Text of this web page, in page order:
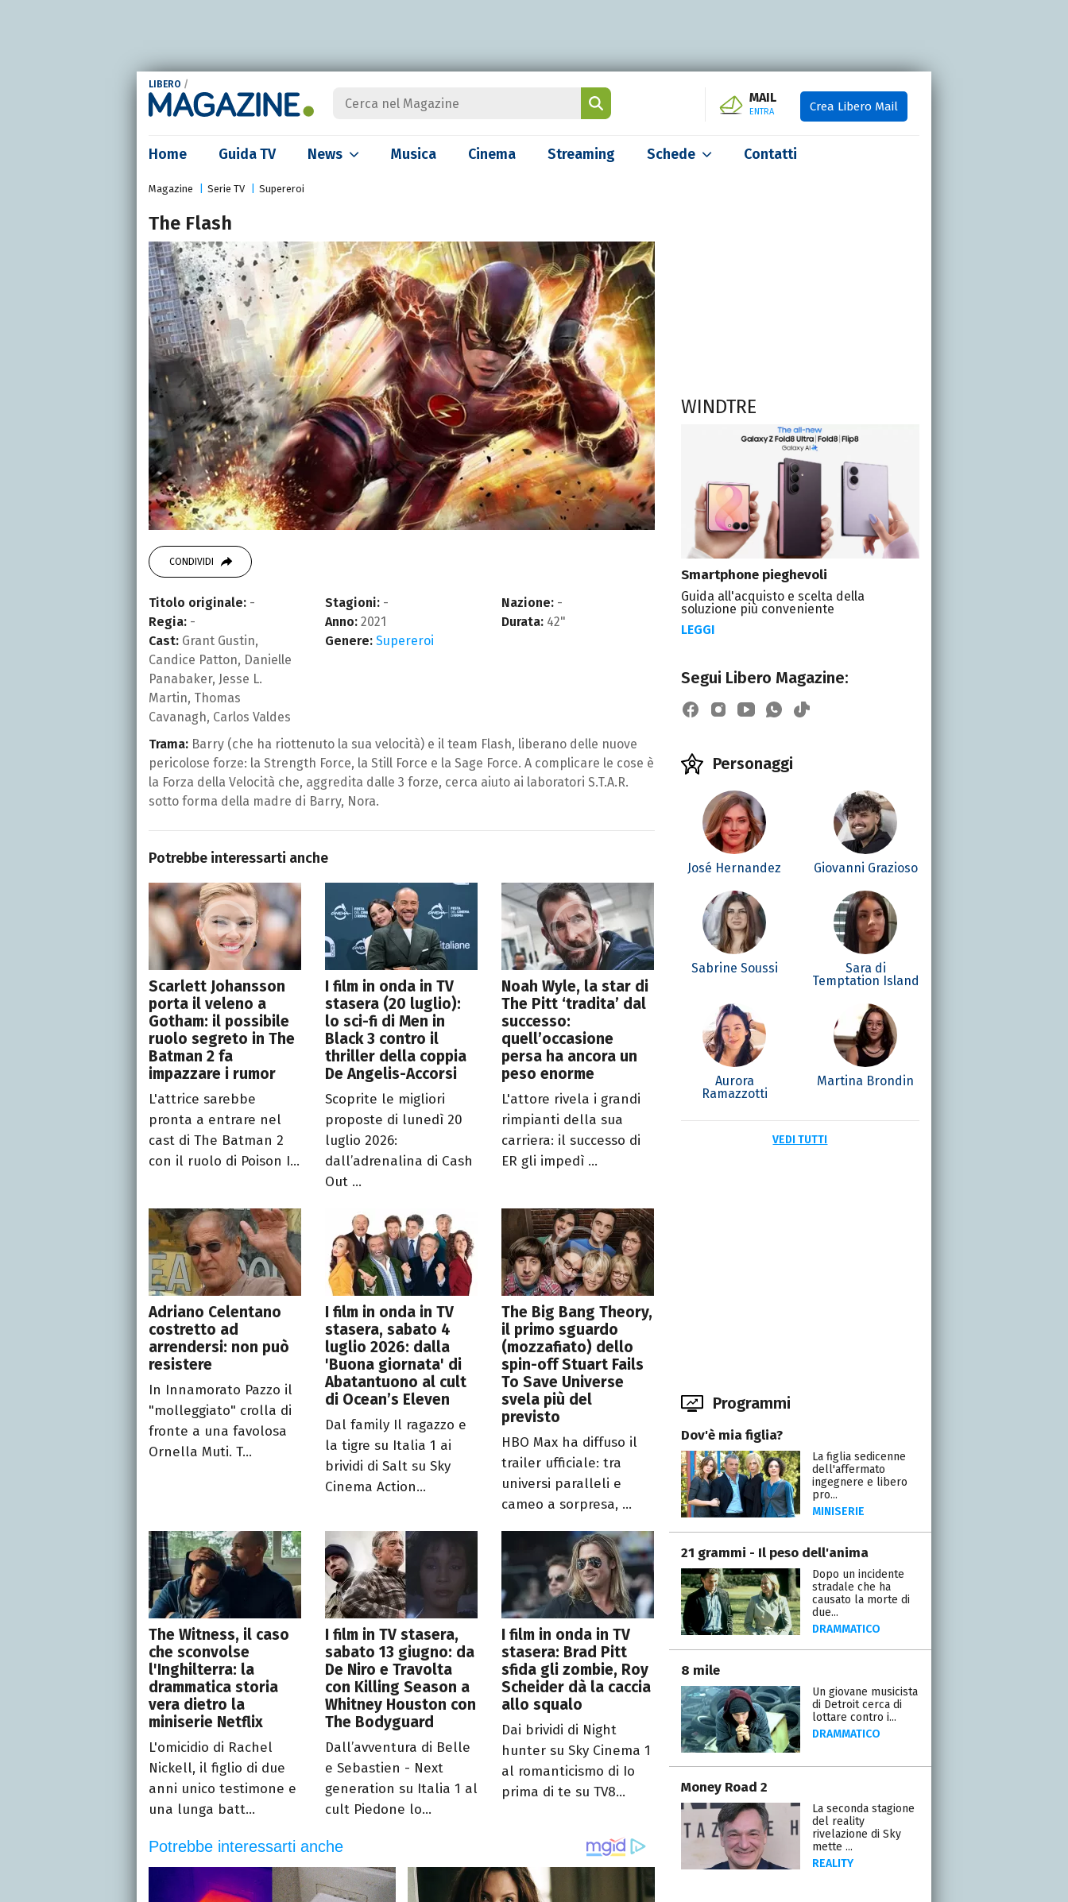
LIBERO /
MAIL
ENTRA Crea Libero Mail
Home Guida TV News Musica Cinema Streaming Schede Contatti
Magazine Serie TV Supereroi
The Flash
CONDIVIDI
Titolo originale: -
Regia: -
Cast: Grant Gustin,
Candice Patton, Danielle
Panabaker, Jesse L.
Martin, Thomas
Cavanagh, Carlos Valdes
Stagioni: -
Anno: 2021
Genere: Supereroi
Nazione: -
Durata: 42"
Trama: Barry (che ha riottenuto la sua velocità) e il team Flash, liberano delle nuove
pericolose forze: la Strength Force, la Still Force e la Sage Force. A complicare le cose è
la Forza della Velocità che, aggredita dalle 3 forze, cerca aiuto ai laboratori S.T.A.R.
sotto forma della madre di Barry, Nora.
Potrebbe interessarti anche
Scarlett Johansson
porta il veleno a
Gotham: il possibile
ruolo segreto in The
Batman 2 fa
impazzare i rumor
L'attrice sarebbe
pronta a entrare nel
cast di The Batman 2
con il ruolo di Poison I...
I film in onda in TV
stasera (20 luglio):
lo sci-fi di Men in
Black 3 contro il
thriller della coppia
De Angelis-Accorsi
Scoprite le migliori
proposte di lunedì 20
luglio 2026:
dall’adrenalina di Cash
Out ...
Noah Wyle, la star di
The Pitt ‘tradita’ dal
successo:
quell’occasione
persa ha ancora un
peso enorme
L'attore rivela i grandi
rimpianti della sua
carriera: il successo di
ER gli impedì ...
Adriano Celentano
costretto ad
arrendersi: non può
resistere
In Innamorato Pazzo il
"molleggiato" crolla di
fronte a una favolosa
Ornella Muti. T...
I film in onda in TV
stasera, sabato 4
luglio 2026: dalla
'Buona giornata' di
Abatantuono al cult
di Ocean’s Eleven
Dal family Il ragazzo e
la tigre su Italia 1 ai
brividi di Salt su Sky
Cinema Action...
The Big Bang Theory,
il primo sguardo
(mozzafiato) dello
spin-off Stuart Fails
To Save Universe
svela più del
previsto
HBO Max ha diffuso il
trailer ufficiale: tra
universi paralleli e
cameo a sorpresa, ...
The Witness, il caso
che sconvolse
l'Inghilterra: la
drammatica storia
vera dietro la
miniserie Netflix
L'omicidio di Rachel
Nickell, il figlio di due
anni unico testimone e
una lunga batt...
I film in TV stasera,
sabato 13 giugno: da
De Niro e Travolta
con Killing Season a
Whitney Houston con
The Bodyguard
Dall’avventura di Belle
e Sebastien - Next
generation su Italia 1 al
cult Piedone lo...
I film in onda in TV
stasera: Brad Pitt
sfida gli zombie, Roy
Scheider dà la caccia
allo squalo
Dai brividi di Night
hunter su Sky Cinema 1
al romanticismo di Io
prima di te su TV8...
WINDTRE
Smartphone pieghevoli
Guida all'acquisto e scelta della
soluzione più conveniente
LEGGI
Segui Libero Magazine:
Personaggi
José Hernandez Giovanni Grazioso
Sabrine Soussi
Sara di
Temptation Island
Aurora
Ramazzotti
Martina Brondin
VEDI TUTTI
Programmi
Dov'è mia figlia?
La figlia sedicenne
dell'affermato
ingegnere e libero
pro...
MINISERIE
21 grammi - Il peso dell'anima
Dopo un incidente
stradale che ha
causato la morte di
due...
DRAMMATICO
8 mile
Un giovane musicista
di Detroit cerca di
lottare contro i...
DRAMMATICO
Money Road 2
La seconda stagione
del reality
rivelazione di Sky
mette ...
REALITY